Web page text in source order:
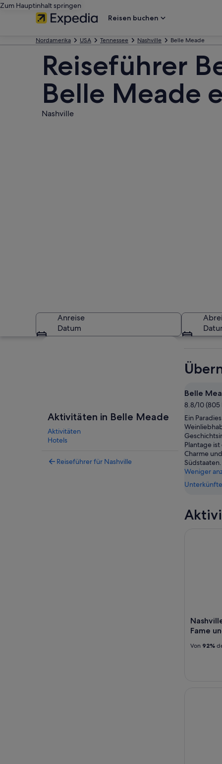
Zum Hauptinhalt springen
Reisen buchen
Nordamerika USA Tennessee Nashville Belle Meade
Reiseführer
Belle Meade
Nashville
Ein imposantes
Anreise
Datum
Aktivitäten in Belle Meade
Aktivitäten
Hotels
Reiseführer für Nashville
Belle
8.8/10
Ein
Plantage
Charme
Südstaaten.
Weniger
Fame
Von 92%